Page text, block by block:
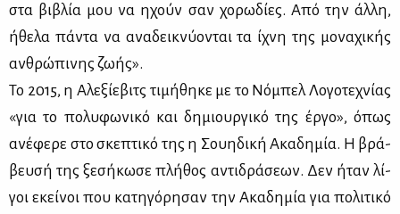
στα βι­βλία μου να ηχούν σαν χο­ρω­δί­ες. Από την άλ­λη,
ήθε­λα πά­ντα να ανα­δει­κνύ­ο­νται τα ίχνη της μο­να­χι­κής
αν­θρώ­πι­νης ζω­ής».
Το 2015, η Αλε­ξί­ε­βιτς τι­μή­θη­κε με το Νό­μπελ Λο­γο­τε­χνί­ας
«για το πο­λυ­φω­νι­κό και δη­μιουρ­γι­κό της έρ­γο», όπως
ανέ­φε­ρε στο σκε­πτι­κό της η Σου­η­δι­κή Ακα­δη­μία. Η βρά­
βευ­σή της ξε­σή­κω­σε πλή­θος αντι­δρά­σε­ων. Δεν ήταν λί­
γοι εκεί­νοι που κα­τη­γό­ρη­σαν την Ακα­δη­μία για πο­λι­τι­κό